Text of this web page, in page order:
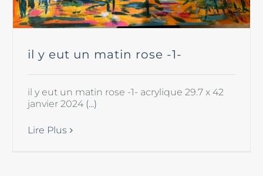
il y eut un matin rose -1-
il y eut un matin rose -1- acrylique 29.7 x 42
janvier 2024 (...)
Lire Plus